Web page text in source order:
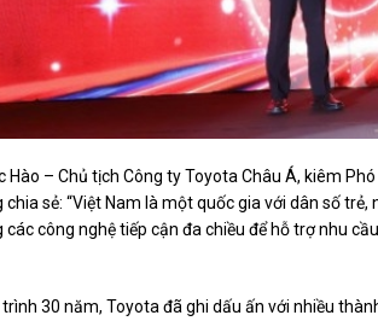
Hào – Chủ tịch Công ty Toyota Châu Á, kiêm
chia sẻ: “Việt Nam là một quốc gia với dân số
các công nghệ tiếp cận đa chiều để hỗ trợ nhu
30 năm, Toyota đã ghi dấu ấn với nhiều